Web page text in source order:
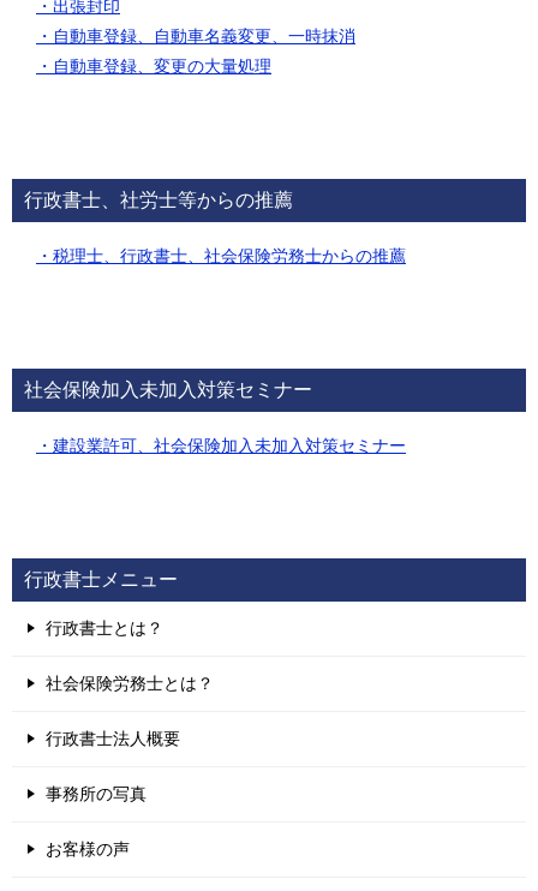
・出張封印
・自動車登録、自動車名義変更、一時抹消
・自動車登録、変更の大量処理
行政書士、社労士等からの推薦
・税理士、行政書士、社会保険労務士からの推薦
社会保険加入未加入対策セミナー
・建設業許可、社会保険加入未加入対策セミナー
行政書士メニュー
行政書士とは？
社会保険労務士とは？
行政書士法人概要
事務所の写真
お客様の声